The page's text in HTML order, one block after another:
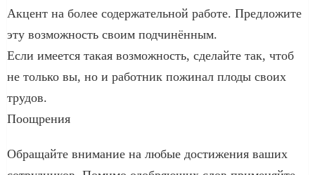
Акцент на более содержательной работе. Предложите
эту возможность своим подчинённым.
Если имеется такая возможность, сделайте так, чтоб
не только вы, но и работник пожинал плоды своих
трудов.
Поощрения
Обращайте внимание на любые достижения ваших